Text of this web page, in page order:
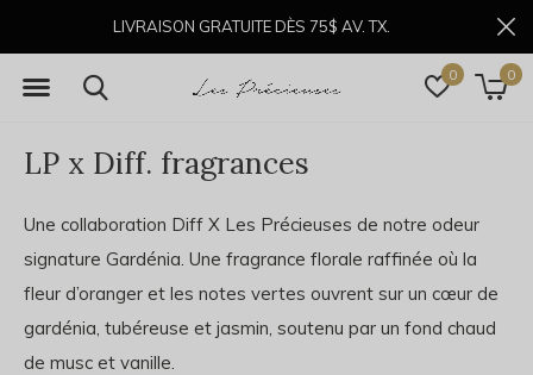
0 0
LIVRAISON GRATUITE DÈS 75$ AV. TX.
LP x Diff. fragrances
Une collaboration Diff X Les Précieuses de notre odeur
signature Gardénia. Une fragrance florale raffinée où la
fleur d’oranger et les notes vertes ouvrent sur un cœur de
gardénia, tubéreuse et jasmin, soutenu par un fond chaud
de musc et vanille.